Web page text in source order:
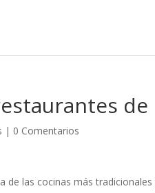
de
| 0 Comentarios
de las cocinas más